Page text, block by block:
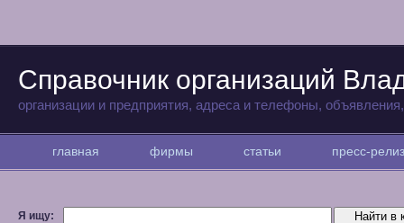
Справочник организаций
организации и предприятия, адреса и телефоны,
главная фирмы статьи пресс-
Я ищу: